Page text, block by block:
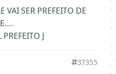
VAI SER PREFEITO DE
J
37355